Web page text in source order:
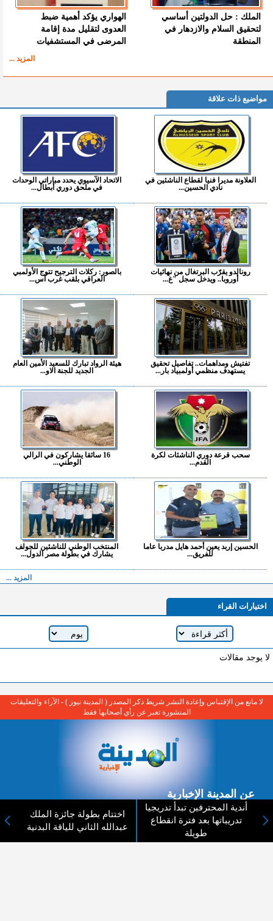
الملك : حل الدولتين أساسي
لتحقيق السلام والازدهار في
المنطقة
الهواري يؤكد أهمية ضبط
العدوى لتقليل مدة إقامة
المرضى في المستشفيات
المزيد ...
مواضيع ذات علاقة
العلاونة مديرا فنيا لقطاع الناشئين في
نادي الحسين...
الاتحاد الآسيوي يحدد مباراتي الوحدات
في ملحق دوري أبطال...
رونالدو يقرّب البرتغال من نهائيات
أوروبا.. ويدخل سجل "غ...
بالصور: ركلات الترجيح تتوج الأولمبي
العراقي بلقب غرب آس...
تفتيش ومداهمات.. تفاصيل تحقيق
يستهدف منظمي أولمبياد بار...
هيئة الرواد تبارك للسعيد الأمين العام
الجديد للجنة الاو...
سحب قرعة دوري الناشئات لكرة
القدم...
16 سائقا يشاركون في الرالي
الوطني...
الحسين إربد يعين أحمد هايل مدربا عاما
للفريق...
المنتخب الوطني للناشئين للجولف
يشارك في بطولة مصر الدول...
المزيد ...
اختيارات القراء
لا يوجد مقالات
أندية المحترفين تبدأ تدريجيا
تدريباتها بعد فترة انقطاع
طويلة
اختتام بطولة جائزة الملك
عبدالله الثاني للياقة البدنية
لا مانع من الإقتباس وإعادة النشر شريط ذكر المصدر ( المدينة نيوز ) - الآراء والتعليقات
المنشورة تعبر عن رأي أصحابها فقط
عن المدينة الإخبارية
المدينة الإخبارية صحيفة الكترونية شاملة تابعة لشركة قنوات البث
الاردنية تنقل الاخبار المحلية الأردنية وأخبار فلسطين وأبرز الأخبار
العربية والدولية لحظة حدوثها بمهنية رفيعة ليكون العالم بما يجري